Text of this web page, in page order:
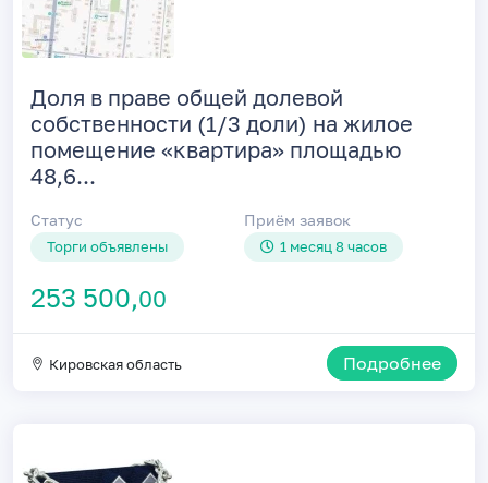
Доля в праве общей долевой
собственности (1/3 доли) на жилое
помещение «квартира» площадью
48,6...
Статус
Торги объявлены
Приём заявок
1 месяц 8 часов
253 500,00
Кировская область Подробнее